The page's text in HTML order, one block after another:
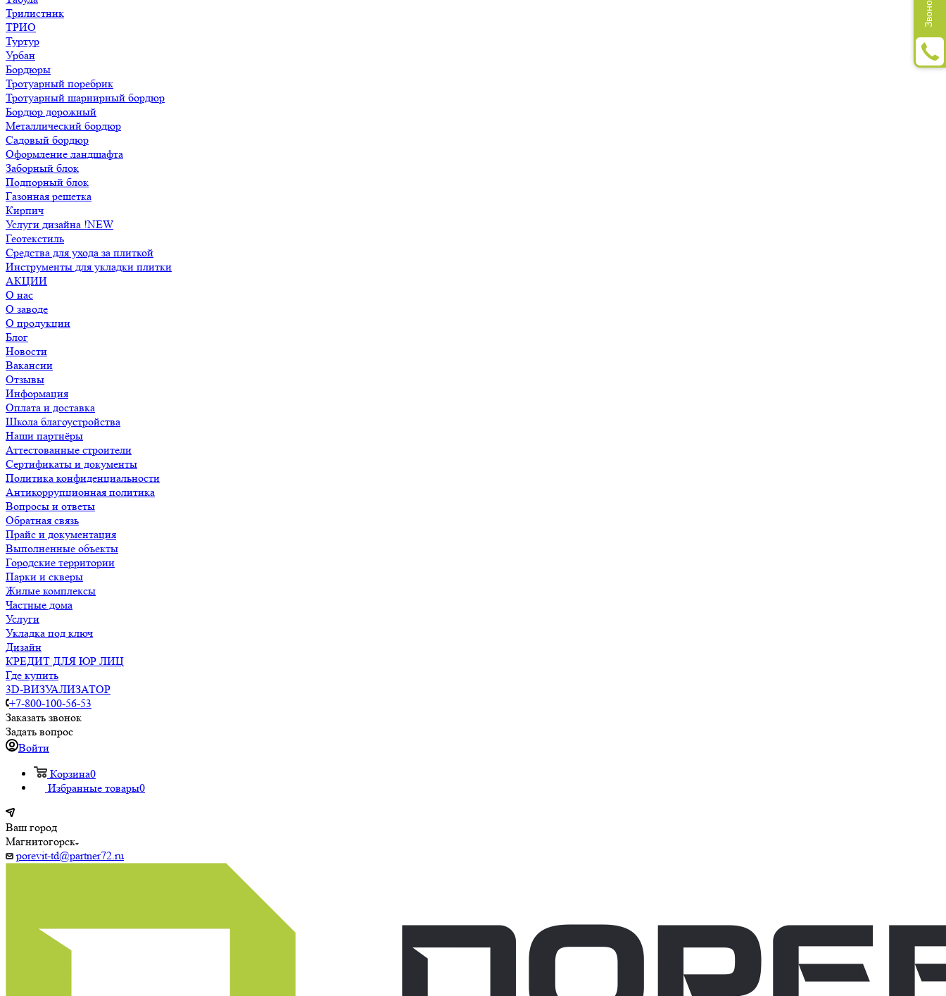
Трилистник
ТРИО
Туртур
Урбан
Бордюры
Тротуарный поребрик
Тротуарный шарнирный бордюр
Бордюр дорожный
Металлический бордюр
Садовый бордюр
Оформление ландшафта
Заборный блок
Подпорный блок
Газонная решетка
Кирпич
Услуги дизайна !NEW
Геотекстиль
Средства для ухода за плиткой
Инструменты для укладки плитки
АКЦИИ
О нас
О заводе
О продукции
Блог
Новости
Вакансии
Отзывы
Информация
Оплата и доставка
Школа благоустройства
Наши партнёры
Аттестованные строители
Сертификаты и документы
Политика конфиденциальности
Антикоррупционная политика
Вопросы и ответы
Обратная связь
Прайс и документация
Выполненные объекты
Городские территории
Парки и скверы
Жилые комплексы
Частные дома
Услуги
Укладка под ключ
Дизайн
КРЕДИТ ДЛЯ ЮР ЛИЦ
Где купить
3D-ВИЗУАЛИЗАТОР
+7-800-100-56-53
Заказать звонок
Задать вопрос
Войти
Корзина0
Избранные товары0
Ваш город
Магнитогорск
porevit-td@partner72.ru